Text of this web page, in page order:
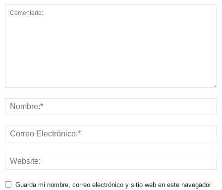
Guarda mi nombre, correo electrónico y sitio web en este navegador